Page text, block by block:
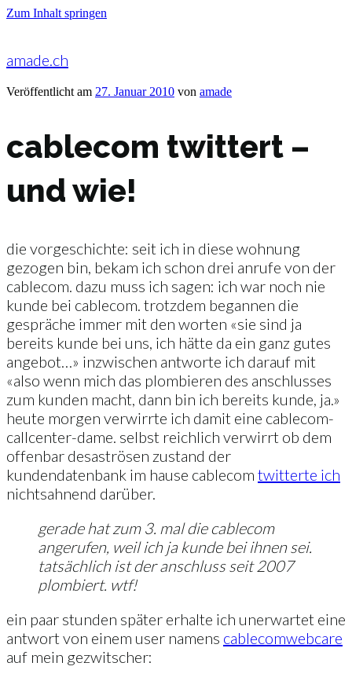
Zum Inhalt springen
amade.ch
Veröffentlicht am 27. Januar 2010 von amade
cablecom twittert –
und wie!
die vorgeschichte: seit ich in diese wohnung
gezogen bin, bekam ich schon drei anrufe von der
cablecom. dazu muss ich sagen: ich war noch nie
kunde bei cablecom. trotzdem begannen die
gespräche immer mit den worten «sie sind ja
bereits kunde bei uns, ich hätte da ein ganz gutes
angebot…» inzwischen antworte ich darauf mit
«also wenn mich das plombieren des anschlusses
zum kunden macht, dann bin ich bereits kunde, ja.»
heute morgen verwirrte ich damit eine cablecom-
callcenter-dame. selbst reichlich verwirrt ob dem
offenbar desaströsen zustand der
kundendatenbank im hause cablecom twitterte ich
nichtsahnend darüber.
gerade hat zum 3. mal die cablecom
angerufen, weil ich ja kunde bei ihnen sei.
tatsächlich ist der anschluss seit 2007
plombiert. wtf!
ein paar stunden später erhalte ich unerwartet eine
antwort von einem user namens cablecomwebcare
auf mein gezwitscher: